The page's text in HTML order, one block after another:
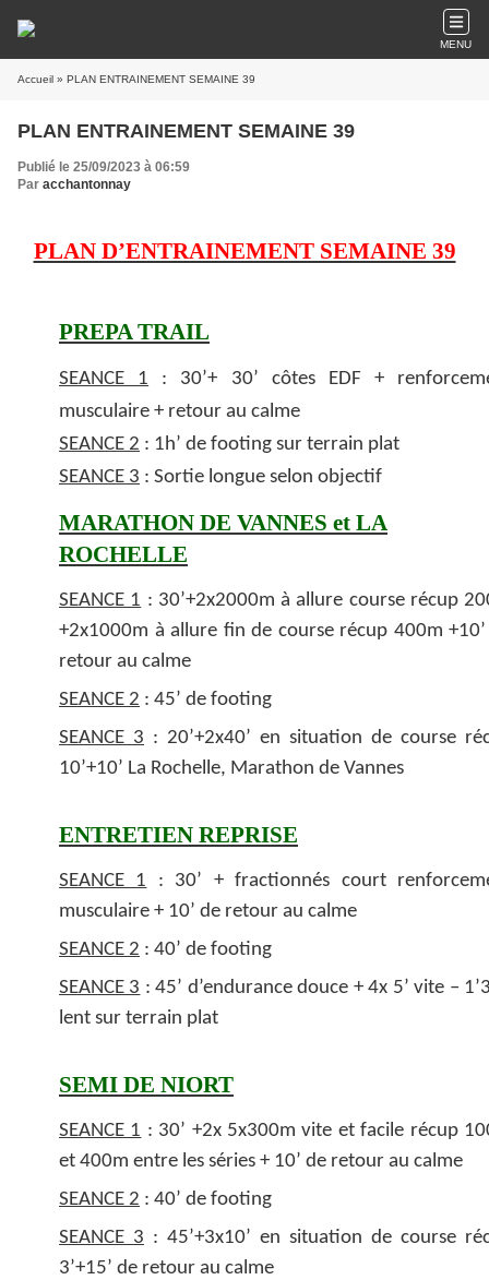
MENU
Accueil » PLAN ENTRAINEMENT SEMAINE 39
PLAN ENTRAINEMENT SEMAINE 39
Publié le 25/09/2023 à 06:59
Par acchantonnay
PLAN D’ENTRAINEMENT SEMAINE 39
PREPA TRAIL
SEANCE 1 : 30’+ 30’ côtes EDF +
musculaire + retour au calme
SEANCE 2 : 1h’ de footing sur terrain plat
SEANCE 3 : Sortie longue selon objectif
MARATHON DE VANNES et LA
ROCHELLE
SEANCE 1 : 30’+2x2000m à allure course récup
+2x1000m à allure fin de course récup 400m
retour au calme
SEANCE 2 : 45’ de footing
SEANCE 3 : 20’+2x40’ en situation de course
10’+10’ La Rochelle, Marathon de Vannes
ENTRETIEN REPRISE
SEANCE 1 : 30’ + fractionnés court
musculaire + 10’ de retour au calme
SEANCE 2 : 40’ de footing
SEANCE 3 : 45’ d’endurance douce + 4x 5’ vite –
lent sur terrain plat
SEMI DE NIORT
SEANCE 1 : 30’ +2x 5x300m vite et facile récup
et 400m entre les séries + 10’ de retour au calme
SEANCE 2 : 40’ de footing
SEANCE 3 : 45’+3x10’ en situation de course
3’+15’ de retour au calme